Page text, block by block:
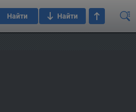
Найти Найти